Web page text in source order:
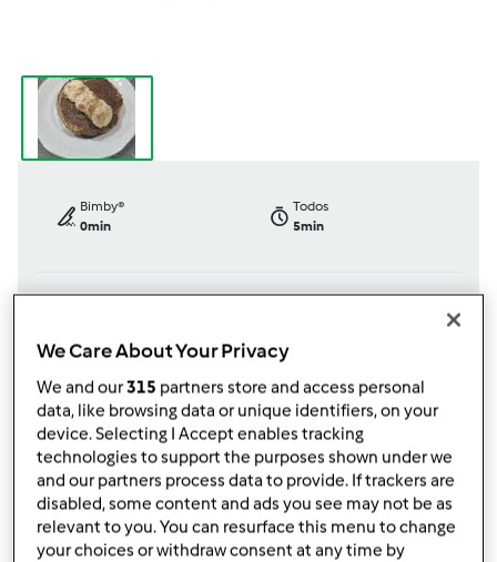
Bimby®
0min
Todos
5min
TM31
porGast
published: 10.02.2021
Adicionar às minhas coleções
We Care About Your Privacy
We and our315 partners store and access personal
data, like browsing data or unique identifiers, on your
device. Selecting I Accept enables tracking
technologies to support the purposes shown under we
and our partners process data to provide. If trackers are
disabled, some content and ads you see may not be as
relevant to you. You can resurface this menu to change
your choices or withdraw consent at any time by